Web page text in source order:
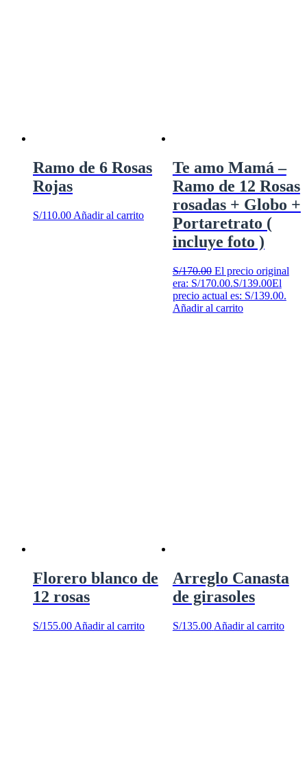
Ramo de 6 Rosas
Rojas
S/110.00 Añadir al carrito
Te amo Mamá –
Ramo de 12 Rosas
rosadas + Globo +
Portaretrato (
incluye foto )
S/170.00 El precio original
era: S/170.00.S/139.00El
precio actual es: S/139.00.
Añadir al carrito
Florero blanco de
12 rosas
S/155.00 Añadir al carrito
Arreglo Canasta
de girasoles
S/135.00 Añadir al carrito